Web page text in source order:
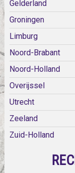
Gelderland
Groningen
Limburg
Noord-Brabant
Noord-Holland
Overijssel
Utrecht
Zeeland
Zuid-Holland